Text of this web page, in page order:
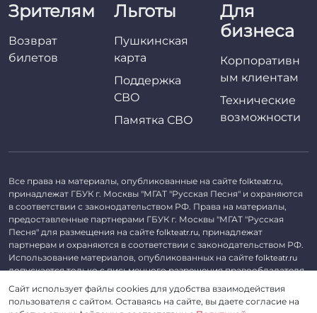
Зрителям
Возврат
билетов
Льготы
Пушкинская
карта
Поддержка
СВО
Памятка СВО
Для
бизнеса
Корпоративн
ым клиентам
Технические
возможности
Все права на материалы, опубликованные на сайте folkteatr.ru,
принадлежат ГБУК г. Москвы "МГАТ "Русская Песня" и охраняются
в соответствии с законодательством РФ. Права на материалы,
предоставленные партнерами ГБУК г. Москвы "МГАТ "Русская
Песня" для размещения на сайте folkteatr.ru, принадлежат
партнерам и охраняются в соответствии с законодательством РФ.
Использование материалов, опубликованных на сайте folkteatr.ru
допускается только с письменного разрешения правообладателя.
©2026 ГБУК г. Москвы «МГАТ «Русская песня». ОГРН 1027739279182,
ИНН 7714039052.
Сайт использует файлы cookies для удобства взаимодействия
пользователя с сайтом. Оставаясь на сайте, вы даете согласие на